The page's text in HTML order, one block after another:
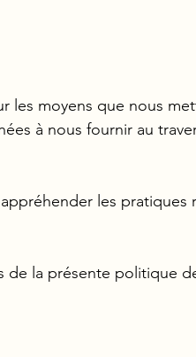
les moyens que nous
à nous fournir au
les pratiques
de la présente politique